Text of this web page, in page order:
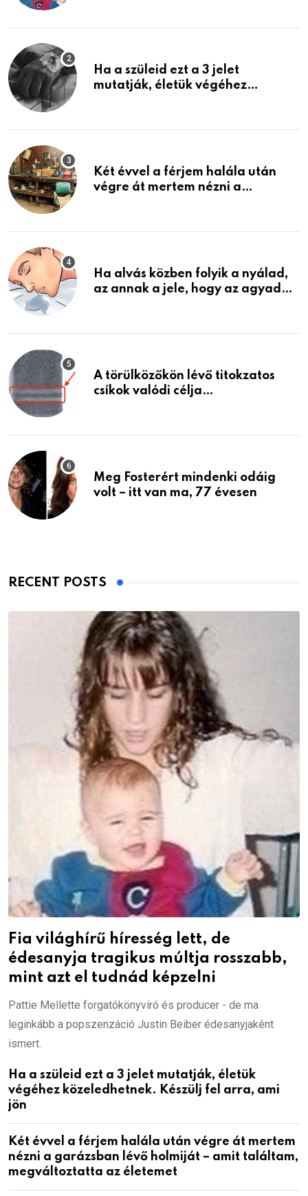
Ha a szüleid ezt a 3 jelet
mutatják, életük végéhez
Két évvel a férjem halála után
végre át mertem nézni a
életemet
Ha alvás közben folyik a nyálad,
az annak a jele, hogy az agyad…
A törülközőkön lévő titokzatos
csíkok valódi célja…
Meg Fosterért mindenki odáig
volt – itt van ma, 77 évesen
RECENT POSTS
Fia világhírű híresség lett, de
édesanyja tragikus múltja rosszabb,
mint azt el tudnád képzelni
Pattie Mellette forgatókönyvíró és producer - de ma
leginkább a popszenzáció Justin Beiber édesanyjaként
ismert.
Ha a szüleid ezt a 3 jelet mutatják, életük
végéhez közeledhetnek. Készülj fel arra, ami
jön
Két évvel a férjem halála után végre át mertem
nézni a garázsban lévő holmiját – amit találtam,
megváltoztatta az életemet